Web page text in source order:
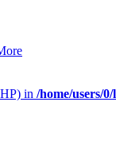
in /home/users/